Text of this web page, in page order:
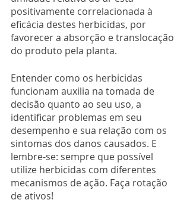
positivamente correlacionada à
eficácia destes herbicidas, por
favorecer a absorção e translocação
do produto pela planta.
Entender como os herbicidas
funcionam auxilia na tomada de
decisão quanto ao seu uso, a
identificar problemas em seu
desempenho e sua relação com os
sintomas dos danos causados. E
lembre-se: sempre que possível
utilize herbicidas com diferentes
mecanismos de ação. Faça rotação
de ativos!